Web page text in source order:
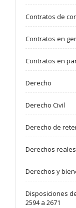
Contratos de
Contratos en
Contratos en
Derecho
Derecho Civil
Derecho de
Derechos
Derechos y
Disposiciones
2594 a 2671